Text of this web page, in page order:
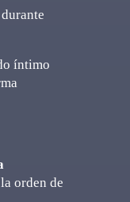
íntimo
orden de